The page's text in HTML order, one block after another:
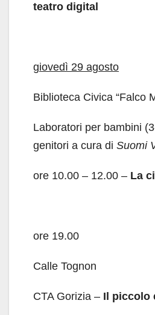
teatro digital
giovedì 29 agosto
Biblioteca Civica “Falco
Laboratori per bambini
genitori a cura di Suomi
ore 10.00 – 12.00 – La
ore 19.00
Calle Tognon
CTA Gorizia – Il piccolo